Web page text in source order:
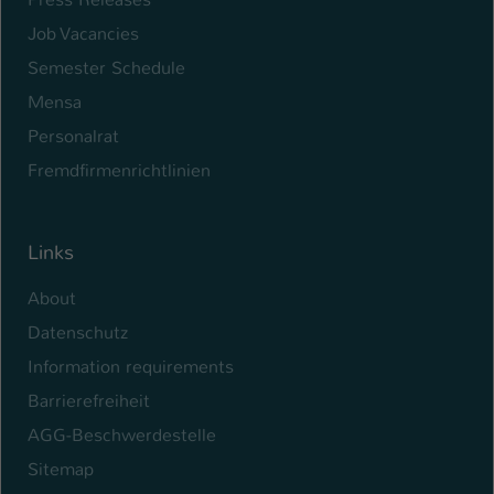
Job Vacancies
Semester Schedule
Mensa
Personalrat
Fremdfirmenrichtlinien
Links
About
Datenschutz
Information requirements
Barrierefreiheit
AGG-Beschwerdestelle
Sitemap
Name
Laufzeit
Dieser Cookie teilt der Webseite mit, ob